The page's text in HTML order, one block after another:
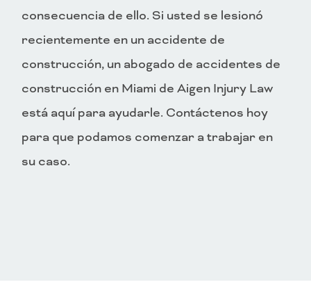
consecuencia de ello. Si usted se lesionó
recientemente en un accidente de
construcción, un abogado de accidentes de
construcción en Miami de Aigen Injury Law
está aquí para ayudarle. Contáctenos hoy
para que podamos comenzar a trabajar en
su caso.